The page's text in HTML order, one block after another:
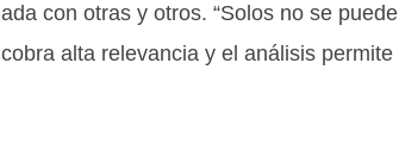
con otras y otros. “Solos no se puede
alta relevancia y el análisis permite